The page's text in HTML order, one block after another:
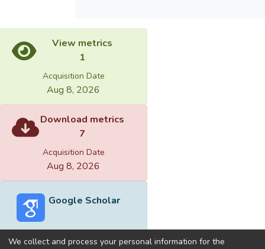
View metrics
1
Acquisition Date
Aug 8, 2026
Download metrics
7
Acquisition Date
Aug 8, 2026
Google Scholar
We collect and process your personal information for the